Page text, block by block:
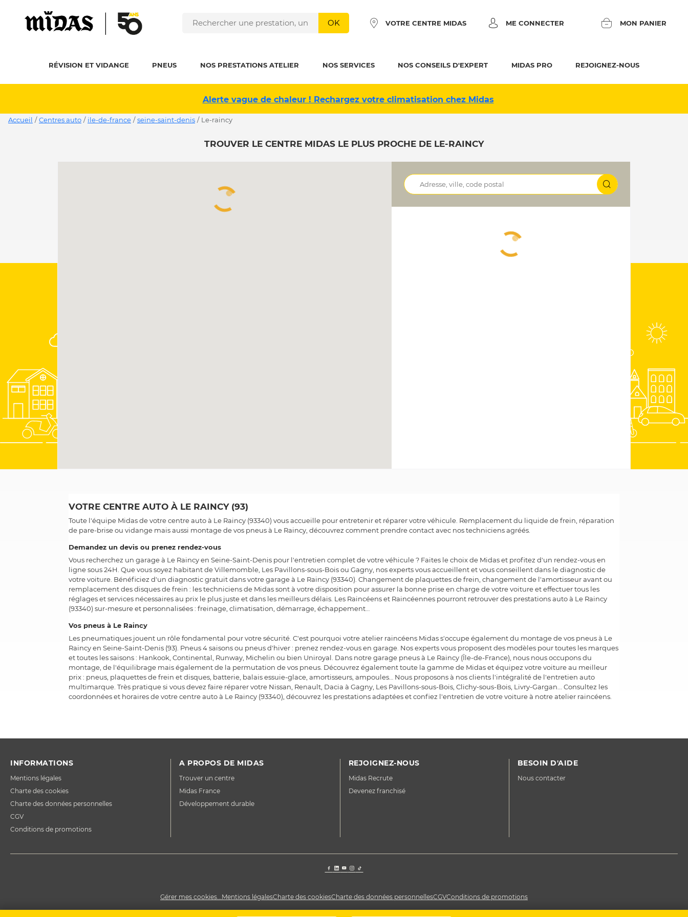
OK VOTRE CENTRE MIDAS ME CONNECTER MON PANIER
RÉVISION ET VIDANGE PNEUS NOS PRESTATIONS ATELIER NOS SERVICES NOS CONSEILS D'EXPERT MIDAS PRO REJOIGNEZ-NOUS
Alerte vague de chaleur ! Rechargez votre climatisation chez Midas
Accueil / Centres auto / ile-de-france / seine-saint-denis / le-raincy
TROUVER LE CENTRE MIDAS LE PLUS PROCHE DE LE-RAINCY
VOTRE CENTRE AUTO À LE RAINCY (93)
Toute l'équipe Midas de votre centre auto à Le Raincy (93340) vous accueille pour entretenir et réparer votre véhicule. Remplacement du liquide de frein, réparation
de pare-brise ou vidange mais aussi montage de vos pneus à Le Raincy, découvrez comment prendre contact avec nos techniciens agréés.
Demandez un devis ou prenez rendez-vous
Vous recherchez un garage à Le Raincy en Seine-Saint-Denis pour l'entretien complet de votre véhicule ? Faites le choix de Midas et profitez d'un rendez-vous en
ligne sous 24H. Que vous soyez habitant de Villemomble, Les Pavillons-sous-Bois ou Gagny, nos experts vous accueillent et vous conseillent dans le diagnostic de
votre voiture. Bénéficiez d'un diagnostic gratuit dans votre garage à Le Raincy (93340). Changement de plaquettes de frein, changement de l'amortisseur avant ou
remplacement des disques de frein : les techniciens de Midas sont à votre disposition pour assurer la bonne prise en charge de votre voiture et effectuer tous les
réglages et services nécessaires au prix le plus juste et dans les meilleurs délais. Les Raincéens et Raincéennes pourront retrouver des prestations auto à Le Raincy
(93340) sur-mesure et personnalisées : freinage, climatisation, démarrage, échappement…
Vos pneus à Le Raincy
Les pneumatiques jouent un rôle fondamental pour votre sécurité. C'est pourquoi votre atelier raincéens Midas s'occupe également du montage de vos pneus à Le
Raincy en Seine-Saint-Denis (93). Pneus 4 saisons ou pneus d'hiver : prenez rendez-vous en garage. Nos experts vous proposent des modèles pour toutes les marques
et toutes les saisons : Hankook, Continental, Runway, Michelin ou bien Uniroyal. Dans notre garage pneus à Le Raincy (Île-de-France), nous nous occupons du
montage, de l'équilibrage mais également de la permutation de vos pneus. Découvrez également toute la gamme de Midas et équipez votre voiture au meilleur
prix : pneus, plaquettes de frein et disques, batterie, balais essuie-glace, amortisseurs, ampoules… Nous proposons à nos clients l'intégralité de l'entretien auto
multimarque. Très pratique si vous devez faire réparer votre Nissan, Renault, Dacia à Gagny, Les Pavillons-sous-Bois, Clichy-sous-Bois, Livry-Gargan... Consultez les
coordonnées et horaires de votre centre auto à Le Raincy (93340), découvrez les prestations adaptées et confiez l'entretien de votre voiture à notre atelier raincéens.
INFORMATIONS
Mentions légales
Charte des cookies
Charte des données personnelles
CGV
Conditions de promotions
A PROPOS DE MIDAS
Trouver un centre
Midas France
Développement durable
REJOIGNEZ-NOUS
Midas Recrute
Devenez franchisé
BESOIN D'AIDE
Nous contacter
Gérer mes cookies...Mentions légalesCharte des cookiesCharte des données personnellesCGVConditions de promotions